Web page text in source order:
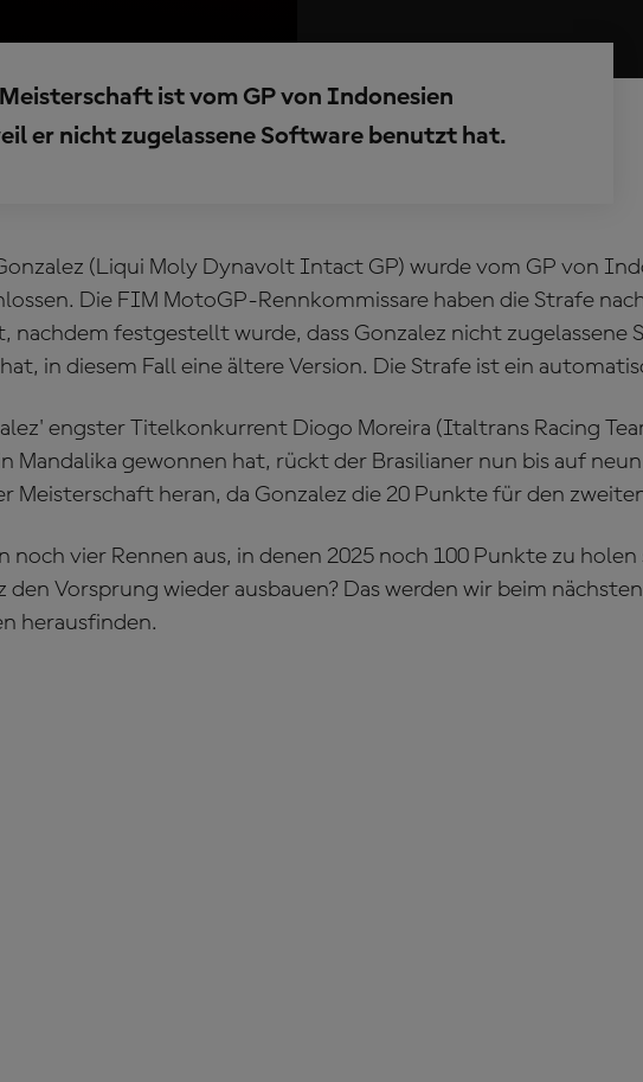
ist vom GP von Indonesien
er nicht zugelassene Software benutzt hat.
(Liqui Moly Dynavolt Intact GP) wurde vom GP von
Die FIM MotoGP-Rennkommissare haben die Strafe
nachdem festgestellt wurde, dass Gonzalez nicht zugelassene
in diesem Fall eine ältere Version. Die Strafe ist ein
engster Titelkonkurrent Diogo Moreira (Italtrans Racing
Mandalika gewonnen hat, rückt der Brasilianer nun bis auf
Meisterschaft heran, da Gonzalez die 20 Punkte für den
noch vier Rennen aus, in denen 2025 noch 100 Punkte zu holen
den Vorsprung wieder ausbauen? Das werden wir beim
herausfinden.